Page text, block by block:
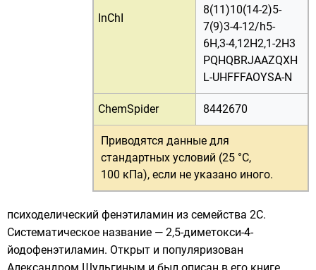
InChI
8(11)10(14-2)5-
7(9)3-4-12/h5-
6H,3-4,12H2,1-2H3
PQHQBRJAAZQXH
L-UHFFFAOYSA-N
ChemSpider 8442670
Приводятся данные для
стандартных условий (25 °C,
100 кПа), если не указано иного.
психоделический фенэтиламин из семейства 2C.
Систематическое название — 2,5-диметокси-4-
йодофенэтиламин. Открыт и популяризован